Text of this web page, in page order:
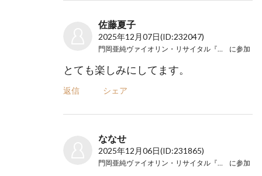
佐藤夏子
2025年12月07日(ID:232047)
に参加
とても楽しみにしてます。
返信 シェア
ななせ
2025年12月06日(ID:231865)
に参加